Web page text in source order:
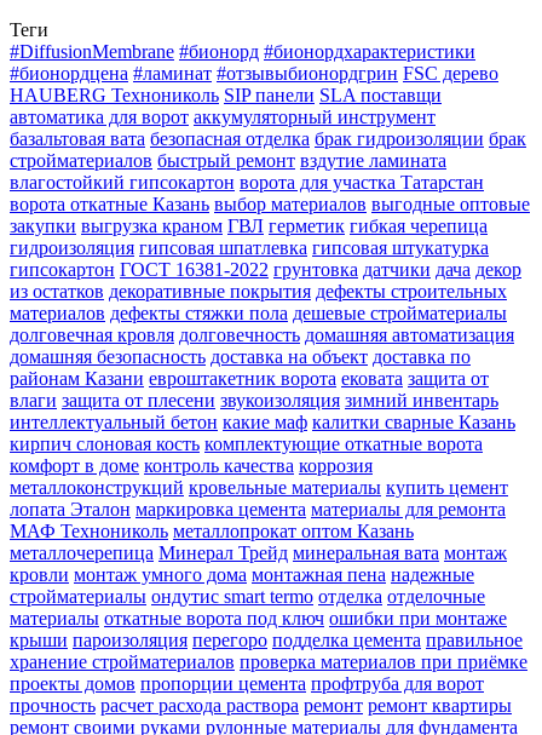
Теги
#DiffusionMembrane #бионорд #бионордхарактеристики
#бионордцена #ламинат #отзывыбионордгрин FSC дерево
HAUBERG Технониколь SIP панели SLA поставщи
автоматика для ворот аккумуляторный инструмент
базальтовая вата безопасная отделка брак гидроизоляции брак
стройматериалов быстрый ремонт вздутие ламината
влагостойкий гипсокартон ворота для участка Татарстан
ворота откатные Казань выбор материалов выгодные оптовые
закупки выгрузка краном ГВЛ герметик гибкая черепица
гидроизоляция гипсовая шпатлевка гипсовая штукатурка
гипсокартон ГОСТ 16381-2022 грунтовка датчики дача декор
из остатков декоративные покрытия дефекты строительных
материалов дефекты стяжки пола дешевые стройматериалы
долговечная кровля долговечность домашняя автоматизация
домашняя безопасность доставка на объект доставка по
районам Казани евроштакетник ворота ековата защита от
влаги защита от плесени звукоизоляция зимний инвентарь
интеллектуальный бетон какие маф калитки сварные Казань
кирпич слоновая кость комплектующие откатные ворота
комфорт в доме контроль качества коррозия
металлоконструкций кровельные материалы купить цемент
лопата Эталон маркировка цемента материалы для ремонта
МАФ Технониколь металлопрокат оптом Казань
металлочерепица Минерал Трейд минеральная вата монтаж
кровли монтаж умного дома монтажная пена надежные
стройматериалы ондутис smart termo отделка отделочные
материалы откатные ворота под ключ ошибки при монтаже
крыши пароизоляция перегоро подделка цемента правильное
хранение стройматериалов проверка материалов при приёмке
проекты домов пропорции цемента профтруба для ворот
прочность расчет расхода раствора ремонт ремонт квартиры
ремонт своими руками рулонные материалы для фундамента